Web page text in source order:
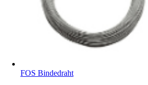
FOS Bindedraht